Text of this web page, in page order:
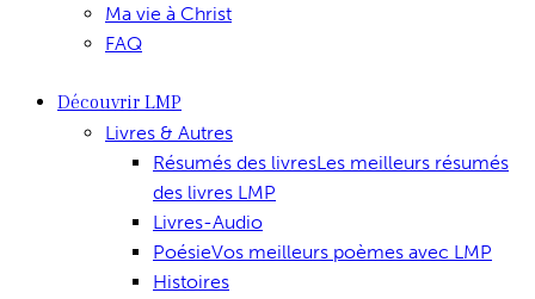
Ma vie à Christ
FAQ
Découvrir LMP
Livres & Autres
Résumés des livresLes meilleurs résumés
des livres LMP
Livres-Audio
PoésieVos meilleurs poèmes avec LMP
Histoires